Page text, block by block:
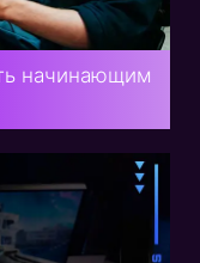
начинающим